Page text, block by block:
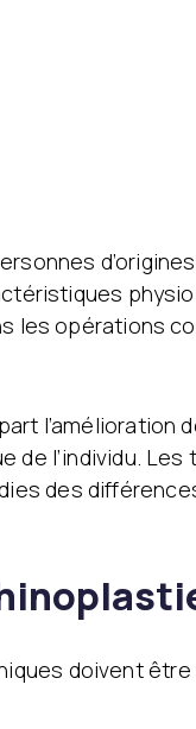
les opérations
l’amélioration
de l’individu.
des
doivent